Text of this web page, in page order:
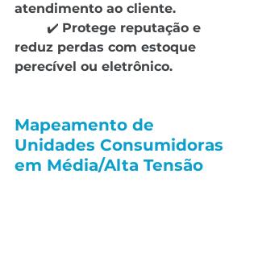
atendimento ao cliente.
✔️ Protege reputação e
reduz perdas com estoque
perecível ou eletrônico.
Mapeamento de
Unidades Consumidoras
em Média/Alta Tensão